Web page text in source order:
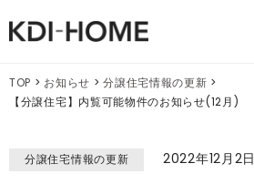
KDI
TOP > お知らせ > 分譲住宅情報の更新 >
【分譲住宅】内覧可能物件のお知らせ(12月)
分譲住宅情報の更新
2022年12月2日